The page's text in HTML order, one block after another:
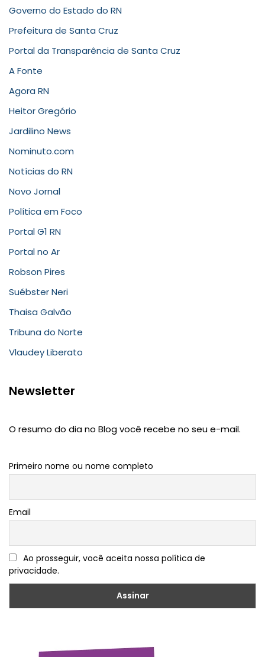
Governo do Estado do RN
Prefeitura de Santa Cruz
Portal da Transparência de Santa Cruz
A Fonte
Agora RN
Heitor Gregório
Jardilino News
Nominuto.com
Notícias do RN
Novo Jornal
Política em Foco
Portal G1 RN
Portal no Ar
Robson Pires
Suébster Neri
Thaisa Galvão
Tribuna do Norte
Vlaudey Liberato
Newsletter
O resumo do dia no Blog você recebe no seu e-mail.
Primeiro nome ou nome completo
Email
Ao prosseguir, você aceita nossa política de
privacidade.